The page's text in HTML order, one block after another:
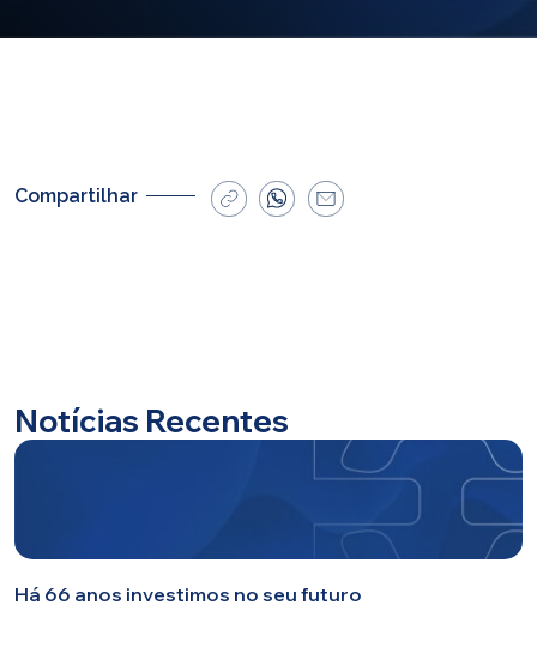
Compartilhar
Notícias Recentes
Há 66 anos investimos no seu futuro